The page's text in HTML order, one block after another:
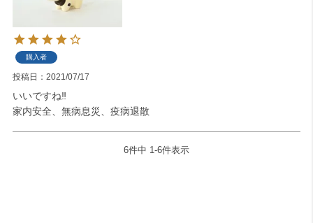
購入者
投稿日 2021/07/17
いいですね‼
家内安全、無病息災、疫病退散
6件中 1 -6件表示